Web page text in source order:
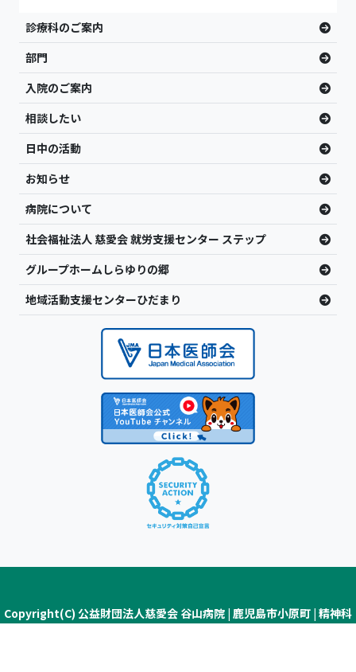
診療科のご案内
部門
入院のご案内
相談したい
日中の活動
お知らせ
病院について
社会福祉法人 慈愛会 就労支援センター ステップ
グループホームしらゆりの郷
地域活動支援センターひだまり
Copyright(C) 公益財団法人慈愛会 谷山病院 | 鹿児島市小原町 | 精神科